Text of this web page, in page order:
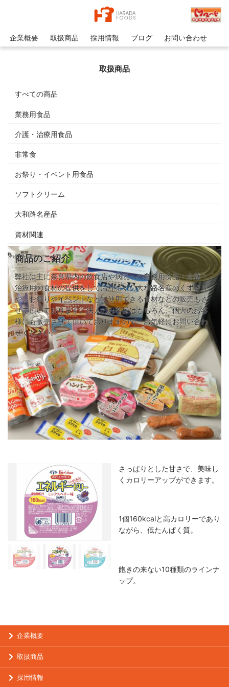
企業概要 取扱商品 採用情報 ブログ お問い合わせ
取扱商品
すべての商品
業務用食品
介護・治療用食品
非常食
お祭り・イベント用食品
ソフトクリーム
大和路名産品
資材関連
商品のご紹介
弊社は主に奈良県内の飲食店や病院への業務用食品・介護・
治療用の食材の提供をしております。大和路名産のくずきり
や、お祭りやイベントなどで使用できる食材などの販売もさ
せて頂いております。法人のお客様はもちろん、個人のお客
様にも販売させて頂いておりますので、お気軽にお問い合わ
せください。
さっぱりとした甘さで、美味し
くカロリーアップができます。
1個160kcalと高カロリーであり
ながら、低たんぱく質。
飽きの来ない10種類のラインナ
ップ。
企業概要
取扱商品
採用情報